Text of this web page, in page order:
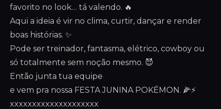
favorito no look… tá valendo. 🔥
Aqui a ideia é vir no clima, curtir, dançar e render
boas histórias. ✨
Pode ser treinador, fantasma, elétrico, cowboy ou
só totalmente sem noção mesmo. 😈
Então junta tua equipe
e vem pra nossa FESTA JUNINA POKÉMON. 🌽⚡
xxxxxxxxxxxxxxxxxxxx